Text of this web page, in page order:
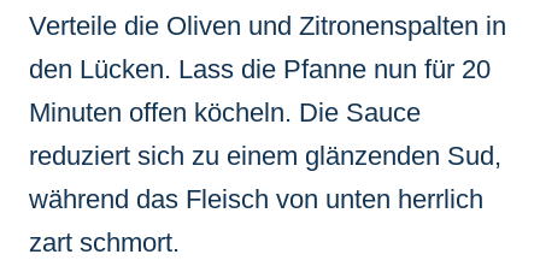
Verteile die Oliven und Zitronenspalten in
den Lücken. Lass die Pfanne nun für 20
Minuten offen köcheln. Die Sauce
reduziert sich zu einem glänzenden Sud,
während das Fleisch von unten herrlich
zart schmort.